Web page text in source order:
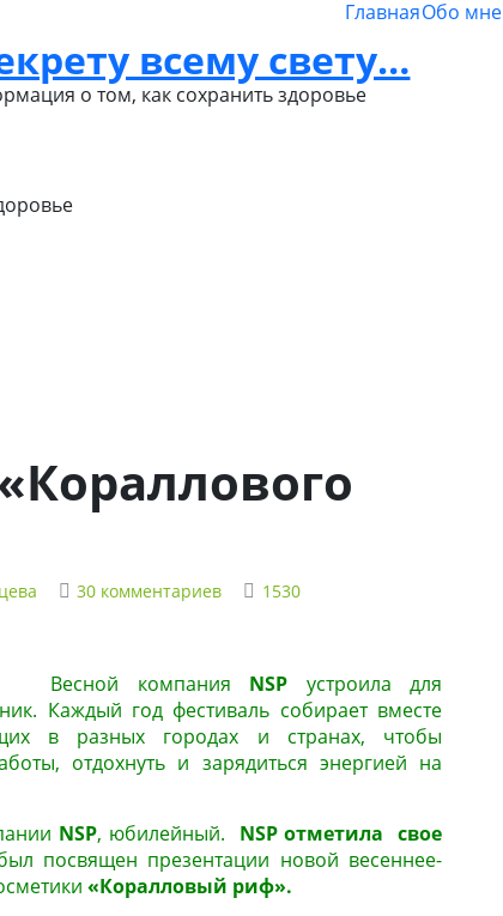
ГлавнаяОбо мне
Политика
конфиденциальности
всему свету…
о том, как сохранить здоровье
30 комментариев 1530
Весной компания NSP устроила для
Каждый год фестиваль собирает вместе
в разных городах и странах, чтобы
отдохнуть и зарядиться энергией на
NSP, юбилейный. NSP отметила свое
посвящен презентации новой весеннее-
«Коралловый риф».